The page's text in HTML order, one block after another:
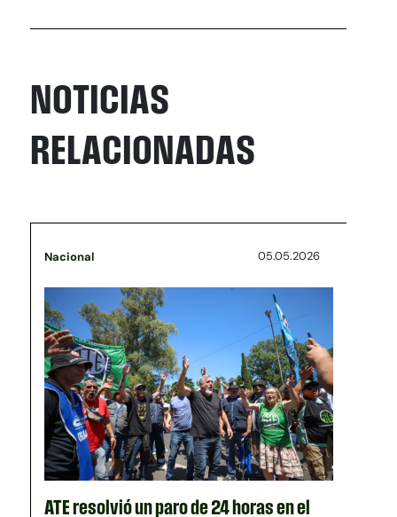
NOTICIAS
RELACIONADAS
Nacional 05.05.2026
ATE resolvió un paro de 24 horas en el